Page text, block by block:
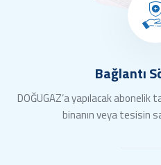
Bağlantı
DOĞUGAZ’a yapılacak
binanın veya tesisin